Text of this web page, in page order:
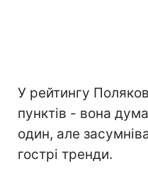
У рейтингу
пунктів - вона
один, але
гострі тренди.